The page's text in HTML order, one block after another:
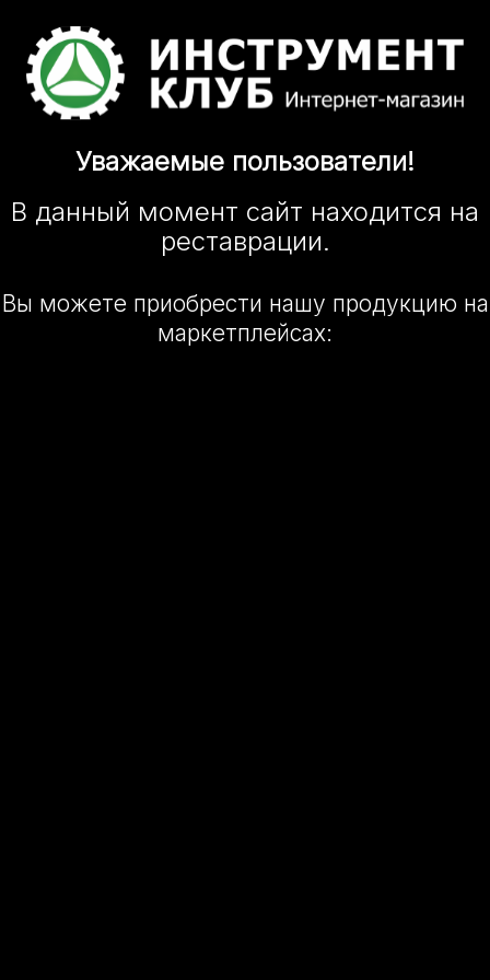
Уважаемые пользователи!
В данный момент сайт находится на
реставрации.
Вы можете приобрести нашу продукцию на
маркетплейсах: